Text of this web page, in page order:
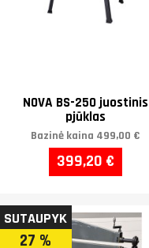
NOVA BS-250 juostinis
pjūklas
Bazinė kaina 499,00 €
399,20 €
SUTAUPYK
27 %